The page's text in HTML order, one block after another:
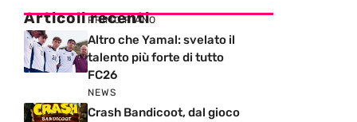
Articoli recenti
PRIMO PIANO
Altro che Yamal: svelato il
talento più forte di tutto
FC26
NEWS
Crash Bandicoot, dal gioco